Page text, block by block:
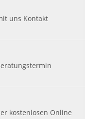
uns Kontakt
kostenlosen Online